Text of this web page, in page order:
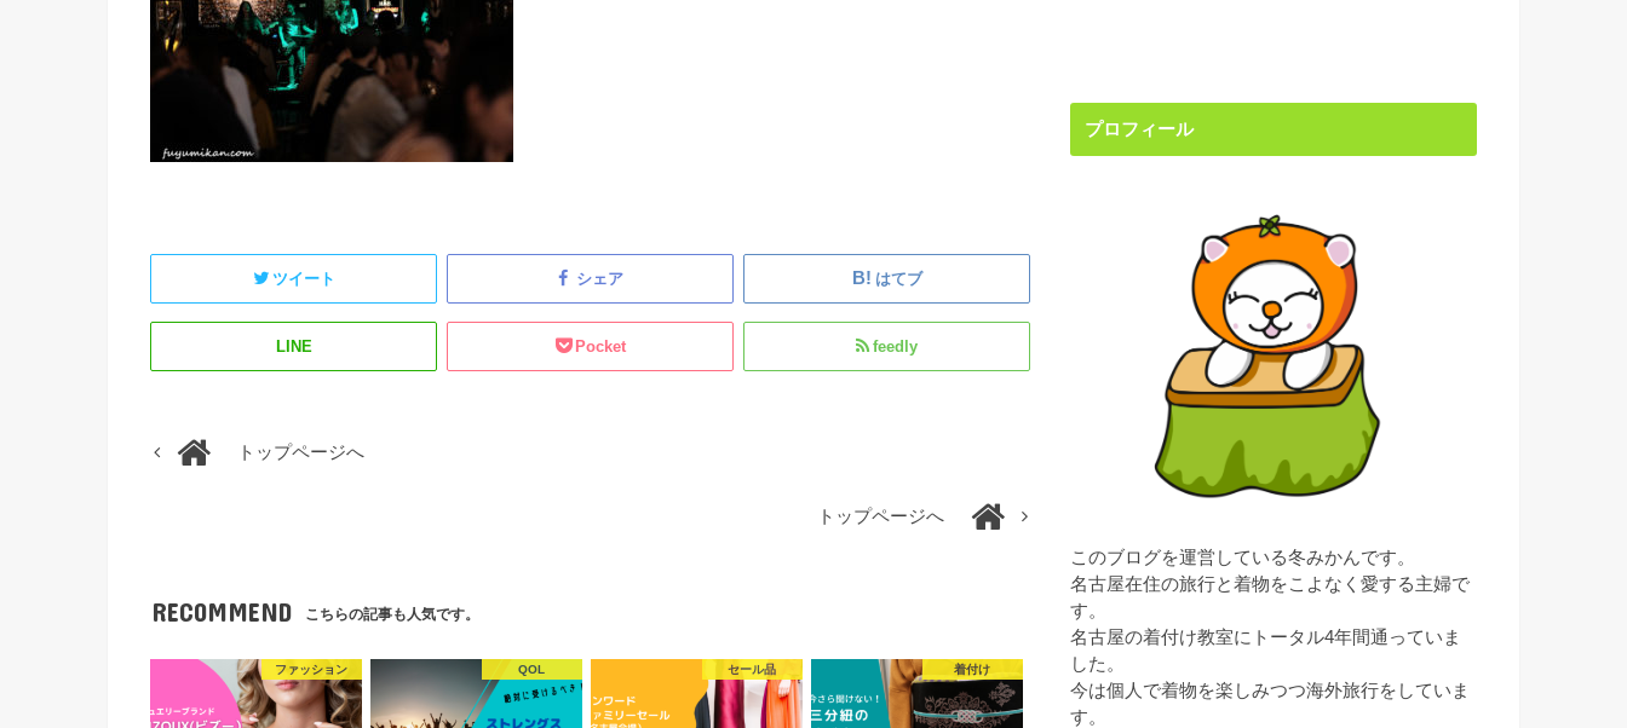
ツイート シェア はてブ
LINE Pocket feedly
トップページへ
トップページへ
RECOMMEND こちらの記事も人気です。
ファッション QOL セール品 着付け
プロフィール
このブログを運営している冬みかんです。
名古屋在住の旅行と着物をこよなく愛する主婦で
す。
名古屋の着付け教室にトータル4年間通っていま
した。
今は個人で着物を楽しみつつ海外旅行をしていま
す。